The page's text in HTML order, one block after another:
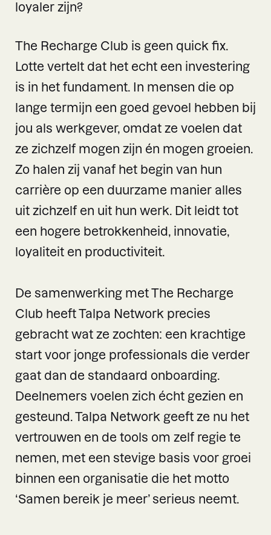
loyaler zijn?
The Recharge Club is geen quick fix.
Lotte vertelt dat het echt een investering
is in het fundament. In mensen die op
lange termijn een goed gevoel hebben bij
jou als werkgever, omdat ze voelen dat
ze zichzelf mogen zijn én mogen groeien.
Zo halen zij vanaf het begin van hun
carrière op een duurzame manier alles
uit zichzelf en uit hun werk. Dit leidt tot
een hogere betrokkenheid, innovatie,
loyaliteit en productiviteit.
De samenwerking met The Recharge
Club heeft Talpa Network precies
gebracht wat ze zochten: een krachtige
start voor jonge professionals die verder
gaat dan de standaard onboarding.
Deelnemers voelen zich écht gezien en
gesteund. Talpa Network geeft ze nu het
vertrouwen en de tools om zelf regie te
nemen, met een stevige basis voor groei
binnen een organisatie die het motto
‘Samen bereik je meer’ serieus neemt.